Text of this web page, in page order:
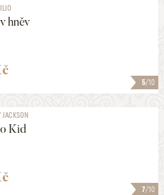
5/10
hněv
7/10
Kid